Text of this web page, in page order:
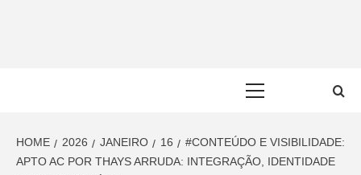
HOME 2026 JANEIRO 16
#CONTEÚDO E VISIBILIDADE:
APTO AC POR THAYS ARRUDA: INTEGRAÇÃO, IDENTIDADE